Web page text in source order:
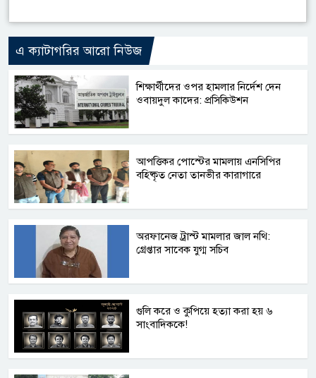
এ ক্যাটাগরির আরো নিউজ
শিক্ষার্থীদের ওপর হামলার নির্দেশ দেন
ওবায়দুল কাদের: প্রসিকিউশন
আপত্তিকর পোস্টের মামলায় এনসিপির
বহিষ্কৃত নেতা তানভীর কারাগারে
অরফানেজ ট্রাস্ট মামলার জাল নথি:
গ্রেপ্তার সাবেক যুগ্ম সচিব
গুলি করে ও কুপিয়ে হত্যা করা হয় ৬
সাংবাদিককে!